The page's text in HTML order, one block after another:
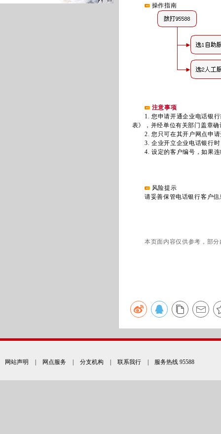
操作指南
注意事项
1. 您申请开通企业电话银行
表》，并经单位有关部门盖章
2. 您只可在其开户网点申请
3. 企业开立企业电话银行时
4. 设定的客户编号，如果连
风险提示
请妥善保管电话银行客户信
本页面内容仅供参考，部
网站声明 网点服务 分支机构 联系我行 | 服务热线 95588